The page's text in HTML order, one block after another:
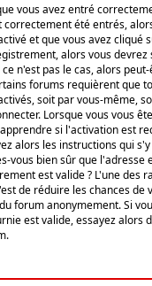
vous avez entré
correctement été entrés,
et que vous avez cliqué
alors vous
n'est pas le cas, alors
forums requièrent que
soit par vous-même,
Lorsque vous vous
si l'activation est
alors les instructions qui
vous bien sûr que l'adresse
est valide ? L'une des
de réduire les chances de
forum anonymement. Si
est valide, essayez alors